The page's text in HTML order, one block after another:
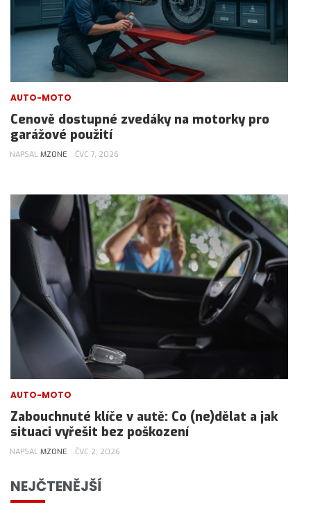
AUTO-MOTO
Cenově dostupné zvedáky na motorky pro
garážové použití
NAPSAL MZONE ČVC 7, 2026
AUTO-MOTO
Zabouchnuté klíče v autě: Co (ne)dělat a jak
situaci vyřešit bez poškození
NAPSAL MZONE ČVC 2, 2026
NEJČTENĚJŠÍ